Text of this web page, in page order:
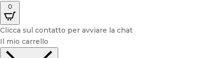
0
Clicca sul contatto per avviare la chat
Il mio carrello